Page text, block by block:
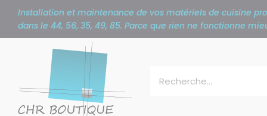
Installation et maintenance de vos matériels de cuisine
dans le 44, 56, 35, 49, 85. Parce que rien ne fonctionne
Panneau de gestion des cookies